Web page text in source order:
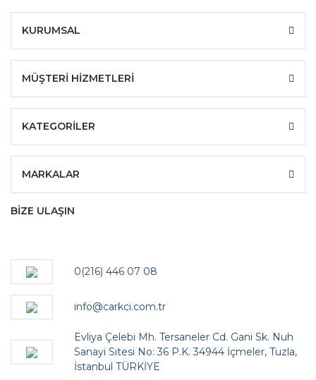
KURUMSAL
MÜŞTERİ HİZMETLERİ
KATEGORİLER
MARKALAR
BİZE ULAŞIN
0(216) 446 07 08
info@carkci.com.tr
Evliya Çelebi Mh. Tersaneler Cd. Gani Sk. Nuh
Sanayi Sitesi No: 36 P.K. 34944 İçmeler, Tuzla,
İstanbul TÜRKİYE